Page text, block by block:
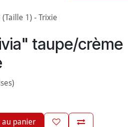
1) - Trixie
taupe/crème
panier